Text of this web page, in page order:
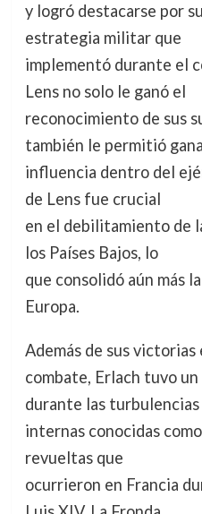
y logró destacarse por
estrategia militar que
implementó durante el
Lens no solo le ganó el
reconocimiento de sus
también le permitió
influencia dentro del
de Lens fue crucial
en el debilitamiento de
los Países Bajos, lo
que consolidó aún más
Europa.
Además de sus victorias
combate, Erlach tuvo
durante las turbulencias
internas conocidas
revueltas que
ocurrieron en Francia